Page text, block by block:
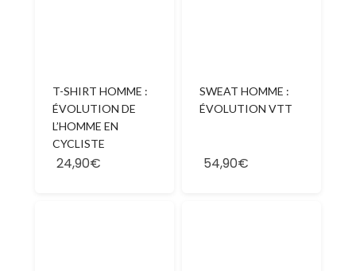
T-SHIRT HOMME :
ÉVOLUTION DE
L’HOMME EN
CYCLISTE
24,90€
SWEAT HOMME :
ÉVOLUTION VTT
54,90€